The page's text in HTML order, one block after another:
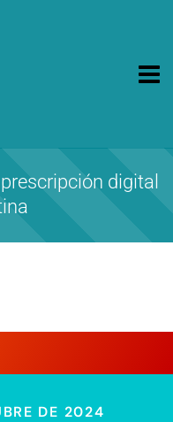
Médico
digital
DE 2024